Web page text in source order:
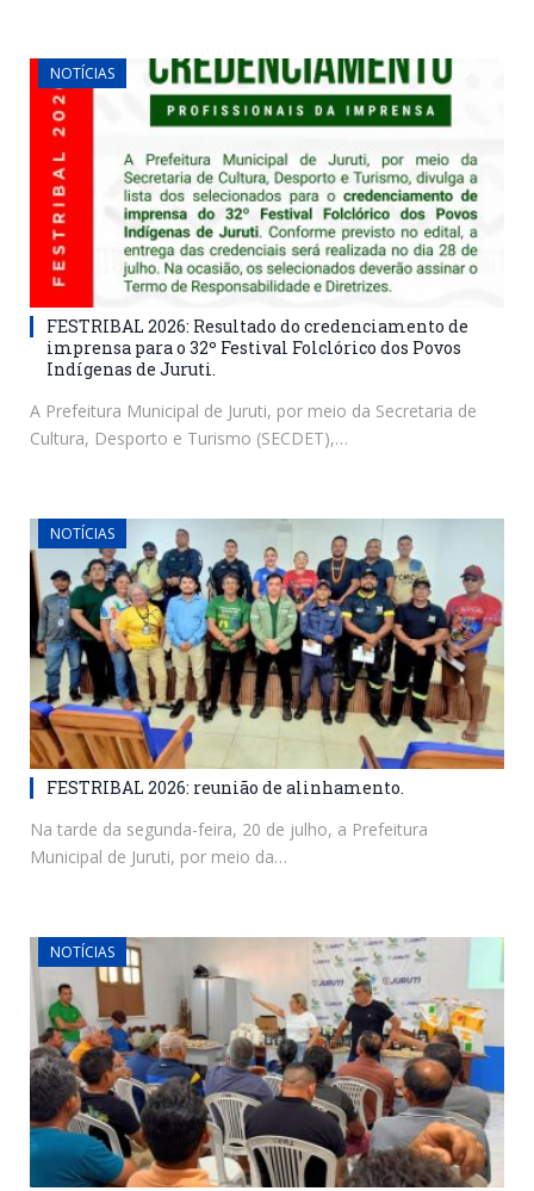
NOTÍCIAS
FESTRIBAL 2026: Resultado do credenciamento de
imprensa para o 32º Festival Folclórico dos Povos
Indígenas de Juruti.
A Prefeitura Municipal de Juruti, por meio da Secretaria de
Cultura, Desporto e Turismo (SECDET),…
NOTÍCIAS
FESTRIBAL 2026: reunião de alinhamento.
Na tarde da segunda-feira, 20 de julho, a Prefeitura
Municipal de Juruti, por meio da…
NOTÍCIAS